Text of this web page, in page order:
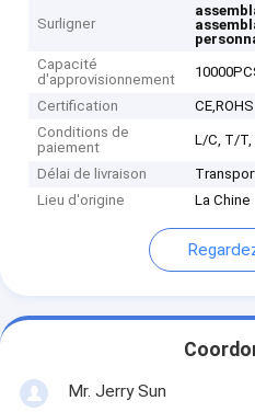
Surligner
Capacité
d'approvisionnement
Certification
CE,ROHS
Conditions de
paiement
L/C, T/T,
Délai de livraison
Lieu d'origine
La Chine
Mr. Jerry Sun